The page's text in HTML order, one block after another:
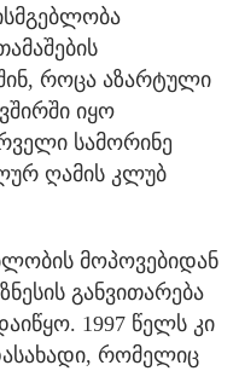
როცა აზარტული
იყო
სამორინე
ღამის კლუბ
მოპოვებიდან
განვითარება
1997 წელს კი
რომელიც